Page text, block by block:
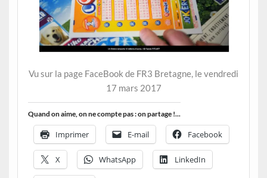
Vu sur la page FaceBook de FR3 Bretagne, le vendredi
17 mars 2017
Quand on aime, on ne compte pas : on partage !...
Imprimer E-mail Facebook
X WhatsApp LinkedIn